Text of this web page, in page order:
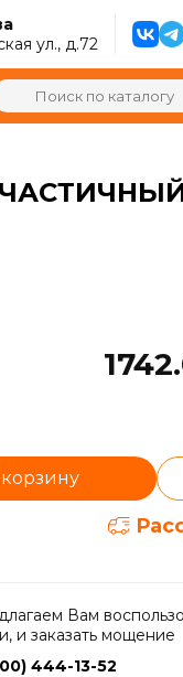
ул., д.72
Вам
и заказать мощение
444-13-52